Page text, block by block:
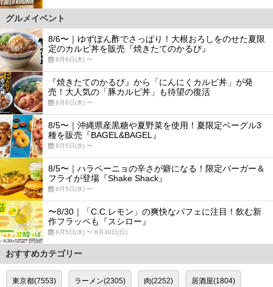
グルメイベント
8/6〜｜ゆずぽん酢でさっぱり！大根おろしをのせた夏限
定のカルビ丼を販売『焼きたてのかるび』
8月6日(木) 〜
『焼きたてのかるび』から「にんにくカルビ丼」が発
売！大人気の「豚カルビ丼」も待望の復活
8月6日(木) 〜
8/5〜｜沖縄県産黒糖や夏野菜を使用！夏限定ベーグル3
種を販売『BAGEL&BAGEL』
8月5日(水) 〜
8/5〜｜ハラペーニョの辛さが癖になる！限定バーガー＆
フライが登場『Shake Shack』
8月5日(水) 〜
〜8/30｜「C.C.レモン」の爽快なパフェに注目！飲む新
作フラッペも『スシロー』
8月5日(水) 〜 8月30日(日)
おすすめカテゴリー
東京都(7553) ラーメン(2305) 肉(2252) 居酒屋(1804)